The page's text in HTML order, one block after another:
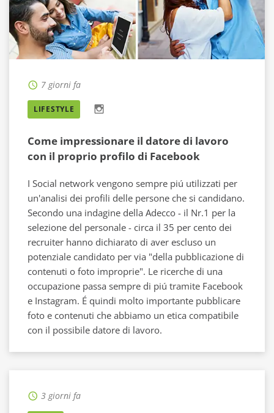
7 giorni fa
LIFESTYLE
Come impressionare il datore di lavoro
con il proprio profilo di Facebook
I Social network vengono sempre piú utilizzati per
un'analisi dei profili delle persone che si candidano.
Secondo una indagine della Adecco - il Nr.1 per la
selezione del personale - circa il 35 per cento dei
recruiter hanno dichiarato di aver escluso un
potenziale candidato per via "della pubblicazione di
contenuti o foto improprie". Le ricerche di una
occupazione passa sempre di piú tramite Facebook
e Instagram. É quindi molto importante pubblicare
foto e contenuti che abbiamo un etica compatibile
con il possibile datore di lavoro.
3 giorni fa